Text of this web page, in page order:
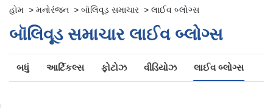
હોમ > મનોરંજન > બૉલિવૂડ સમાચાર > લાઈવ બ્લોગ્સ
બૉલિવૂડ સમાચાર લાઈવ બ્લોગ્સ
બધું આર્ટિકલ્સ ફોટોઝ વીડિયોઝ લાઈવ બ્લોગ્સ